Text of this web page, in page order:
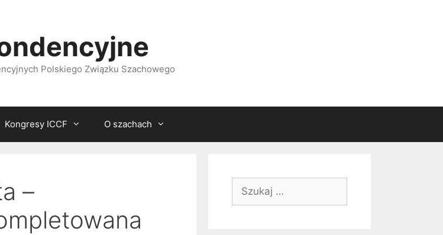
Polskiego Związku Szachowego
Kongresy ICCF O szachach
–